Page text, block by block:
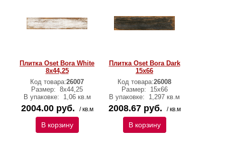
Плитка Oset Bora White
8x44,25
Код товара:26007
Размер: 8x44,25
В упаковке:
1,06 кв.м
2004.00 руб. / кв.м
В корзину
Плитка Oset Bora Dark
15x66
Код товара:26008
Размер:
15x66
В упаковке:
1,297 кв.м
2008.67 руб. / кв.м
В корзину